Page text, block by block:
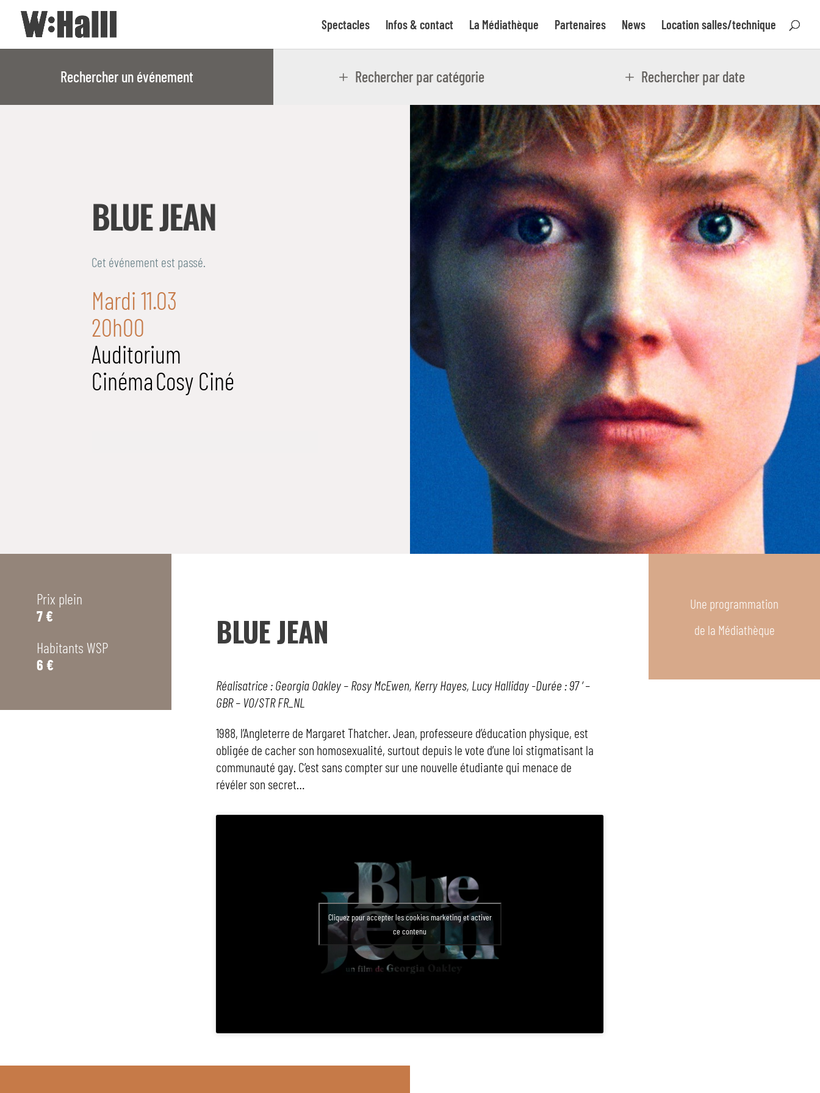
Spectacles Infos & contact La Médiathèque Partenaires News Location salles/technique
Rechercher un événement Rechercher par catégorie Rechercher par date
BLUE JEAN
Cet événement est passé.
Mardi 11.03
20h00
Auditorium
CinémaCosy Ciné
Prix plein
7 €
Habitants WSP
6 €
BLUE JEAN
Réalisatrice : Georgia Oakley – Rosy McEwen, Kerry Hayes, Lucy Halliday -Durée : 97 ‘ –
GBR – VO/STR FR_NL
1988, l’Angleterre de Margaret Thatcher. Jean, professeure d’éducation physique, est
obligée de cacher son homosexualité, surtout depuis le vote d’une loi stigmatisant la
communauté gay. C’est sans compter sur une nouvelle étudiante qui menace de
révéler son secret…
Cliquez pour accepter les cookies marketing et activer
ce contenu
Une programmation
de la Médiathèque